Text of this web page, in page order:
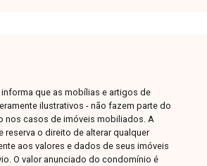
que as mobílias e artigos de
ilustrativos - não fazem parte do
nos casos de imóveis mobiliados. A
reserva o direito de alterar qualquer
aos valores e dados de seus imóveis
O valor anunciado do condomínio é